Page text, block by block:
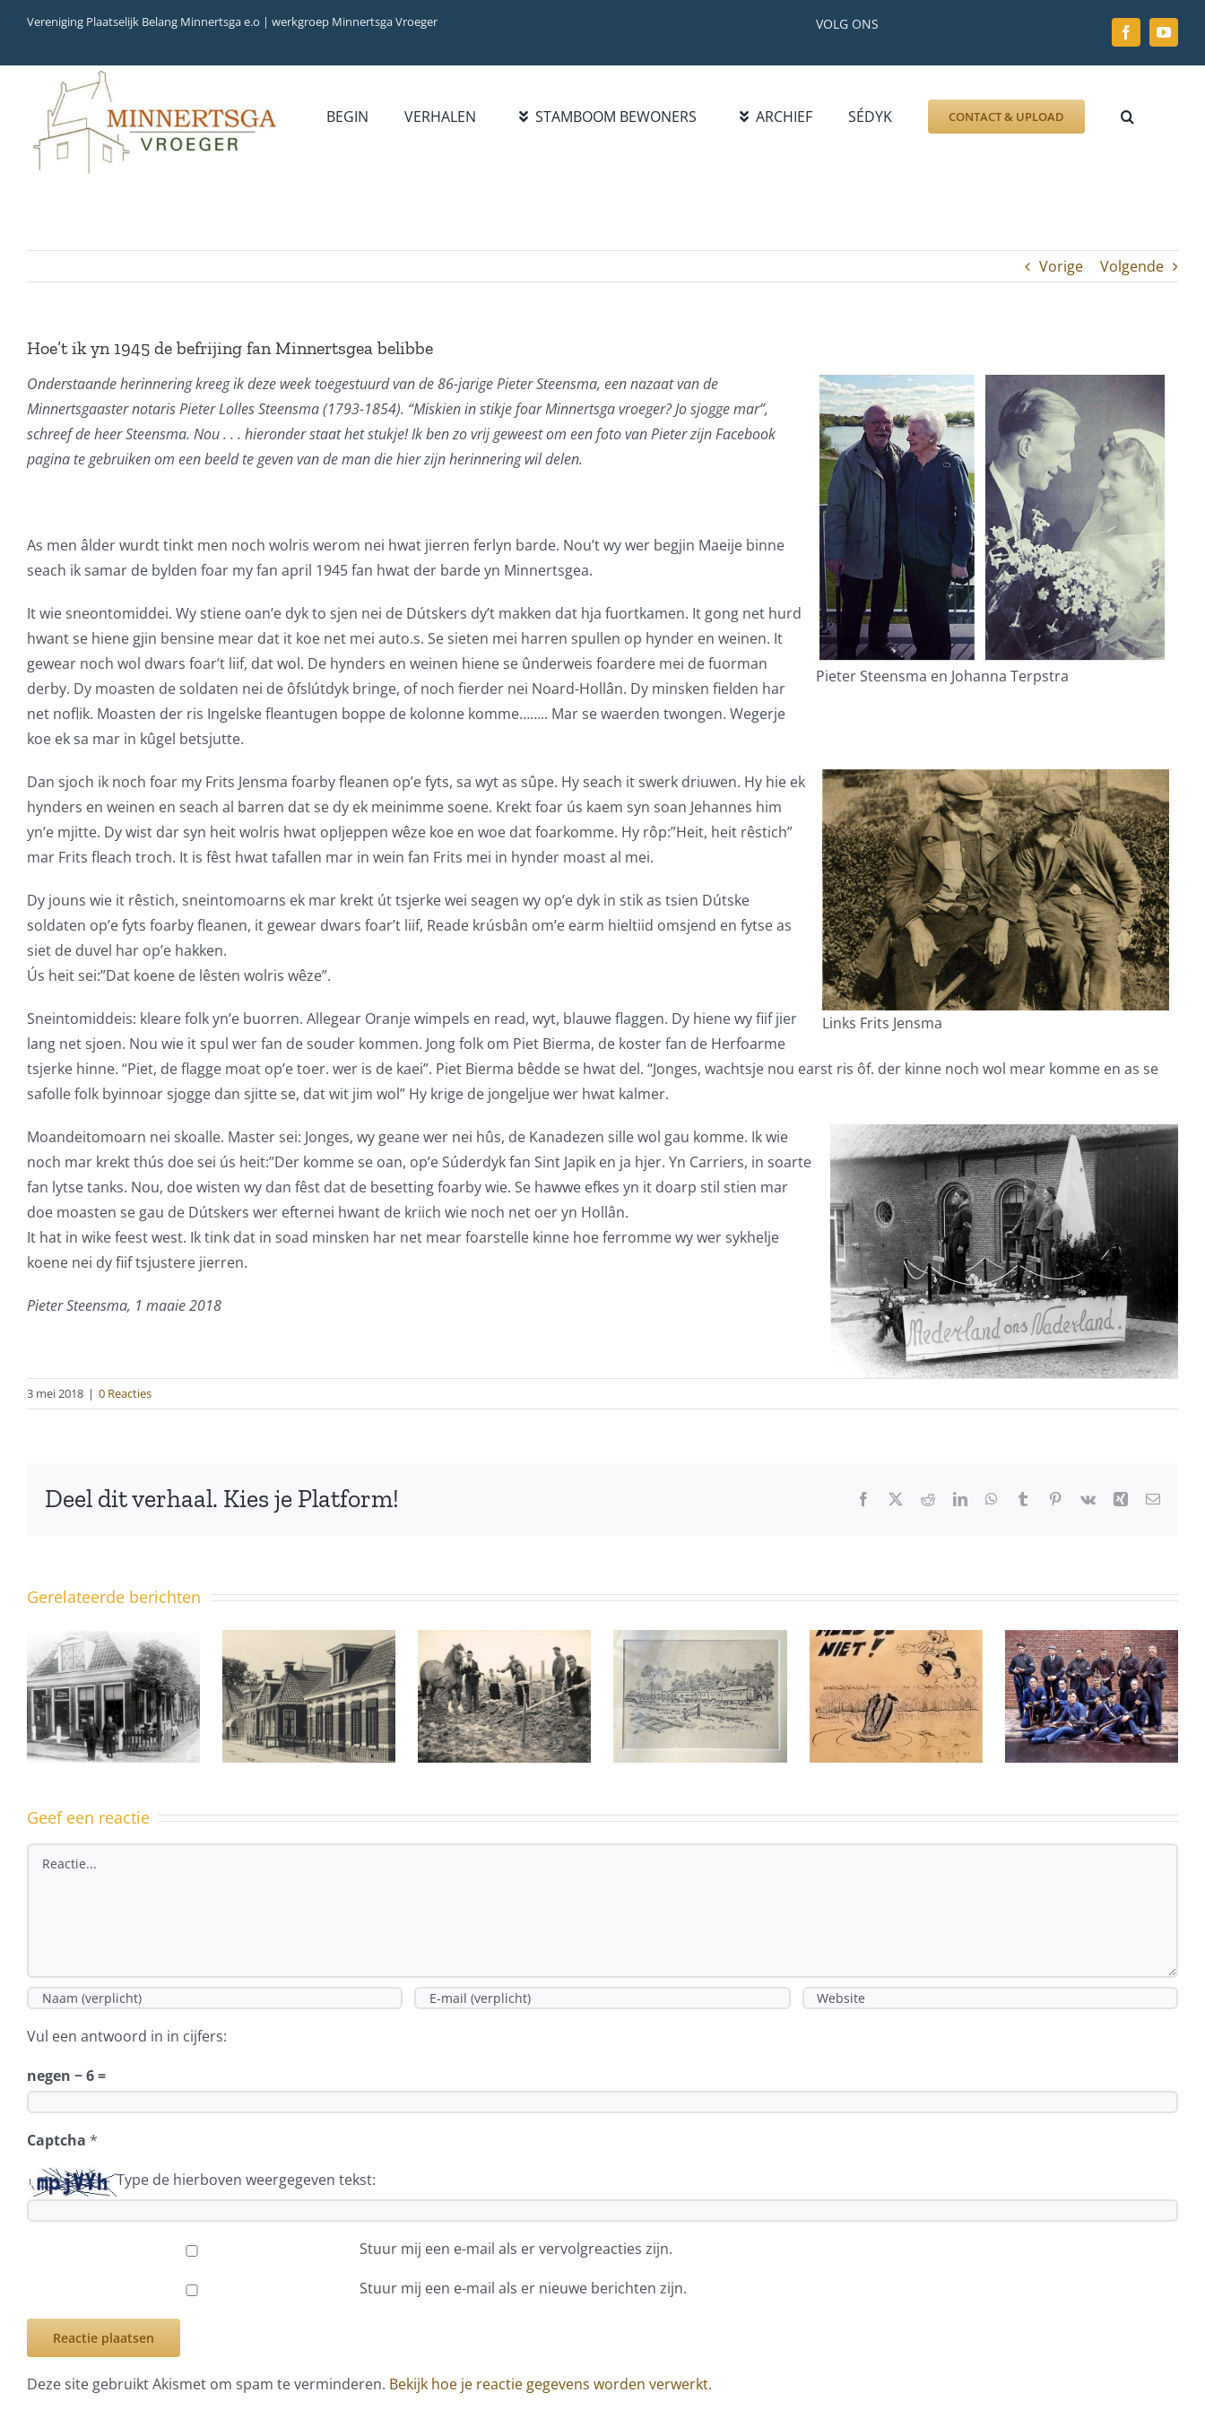
inhoud
Vereniging Plaatselijk Belang Minnertsga e.o | werkgroep Minnertsga Vroeger VOLG ONS
BEGIN VERHALEN STAMBOOM BEWONERS
STATISTIEKEN
BLADEREN DOOR
GRAFZERK
ARCHIEF
VIDEO (FILM)
AANWINSTEN
HANDELSREGISTER
SÉDYK CONTACT & UPLOAD
Vorige Volgende
Hoe’t ik yn 1945 de befrijing fan Minnertsgea belibbe
Pieter Steensma en Johanna Terpstra
Onderstaande herinnering kreeg ik deze week toegestuurd van de 86-jarige Pieter Steensma, een nazaat van de
Minnertsgaaster notaris Pieter Lolles Steensma (1793-1854). “Miskien in stikje foar Minnertsga vroeger? Jo sjogge mar”,
schreef de heer Steensma. Nou . . . hieronder staat het stukje! Ik ben zo vrij geweest om een foto van Pieter zijn Facebook
pagina te gebruiken om een beeld te geven van de man die hier zijn herinnering wil delen.
As men âlder wurdt tinkt men noch wolris werom nei hwat jierren ferlyn barde. Nou’t wy wer begjin Maeije binne
seach ik samar de bylden foar my fan april 1945 fan hwat der barde yn Minnertsgea.
It wie sneontomiddei. Wy stiene oan’e dyk to sjen nei de Dútskers dy’t makken dat hja fuortkamen. It gong net hurd
hwant se hiene gjin bensine mear dat it koe net mei auto.s. Se sieten mei harren spullen op hynder en weinen. It
gewear noch wol dwars foar’t liif, dat wol. De hynders en weinen hiene se ûnderweis foardere mei de fuorman
derby. Dy moasten de soldaten nei de ôfslútdyk bringe, of noch fierder nei Noard-Hollân. Dy minsken fielden har
net noflik. Moasten der ris Ingelske fleantugen boppe de kolonne komme…….. Mar se waerden twongen. Wegerje
koe ek sa mar in kûgel betsjutte.
Links Frits Jensma
Dan sjoch ik noch foar my Frits Jensma foarby fleanen op’e fyts, sa wyt as sûpe. Hy seach it swerk driuwen. Hy hie ek
hynders en weinen en seach al barren dat se dy ek meinimme soene. Krekt foar ús kaem syn soan Jehannes him
yn’e mjitte. Dy wist dar syn heit wolris hwat opljeppen wêze koe en woe dat foarkomme. Hy rôp:”Heit, heit rêstich”
mar Frits fleach troch. It is fêst hwat tafallen mar in wein fan Frits mei in hynder moast al mei.
Dy jouns wie it rêstich, sneintomoarns ek mar krekt út tsjerke wei seagen wy op’e dyk in stik as tsien Dútske
soldaten op’e fyts foarby fleanen, it gewear dwars foar’t liif, Reade krúsbân om’e earm hieltiid omsjend en fytse as
siet de duvel har op’e hakken.
Ús heit sei:”Dat koene de lêsten wolris wêze”.
Sneintomiddeis: kleare folk yn’e buorren. Allegear Oranje wimpels en read, wyt, blauwe flaggen. Dy hiene wy fiif jier
lang net sjoen. Nou wie it spul wer fan de souder kommen. Jong folk om Piet Bierma, de koster fan de Herfoarme
tsjerke hinne. “Piet, de flagge moat op’e toer. wer is de kaei”. Piet Bierma bêdde se hwat del. “Jonges, wachtsje nou earst ris ôf. der kinne noch wol mear komme en as se
safolle folk byinnoar sjogge dan sjitte se, dat wit jim wol” Hy krige de jongeljue wer hwat kalmer.
Moandeitomoarn nei skoalle. Master sei: Jonges, wy geane wer nei hûs, de Kanadezen sille wol gau komme. Ik wie
noch mar krekt thús doe sei ús heit:”Der komme se oan, op’e Súderdyk fan Sint Japik en ja hjer. Yn Carriers, in soarte
fan lytse tanks. Nou, doe wisten wy dan fêst dat de besetting foarby wie. Se hawwe efkes yn it doarp stil stien mar
doe moasten se gau de Dútskers wer efternei hwant de kriich wie noch net oer yn Hollân.
It hat in wike feest west. Ik tink dat in soad minsken har net mear foarstelle kinne hoe ferromme wy wer sykhelje
koene nei dy fiif tsjustere jierren.
Pieter Steensma, 1 maaie 2018
3 mei 2018 | 0 Reacties
Deel dit verhaal. Kies je Platform! Facebook RedditLinkedInWhatsApp
Tumblr Pinterest
Vk Xing E-
Gerelateerde berichten
Ferniawei 10
– ook een
pand met
geschiedenis
Uit het
dorpsarchief
Nieuws uit
het
dorpsarchief
2-
minutenverhalen
concert 80
JIER
FRIJHEID
2-
minutenverhalen
concert 80
JIER
FRIJHEID
Vrouw
bevalt van
twintig
kinderen
Geef een reactie
Reactie
Vul een antwoord in in cijfers:
negen − 6 =
Captcha *
Type de hierboven weergegeven tekst:
Stuur mij een e-mail als er vervolgreacties zijn.
Stuur mij een e-mail als er nieuwe berichten zijn.
Deze site gebruikt Akismet om spam te verminderen. Bekijk hoe je reactie gegevens worden verwerkt.